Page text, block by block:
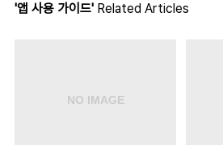
'앱 사용 가이드' Related Articles